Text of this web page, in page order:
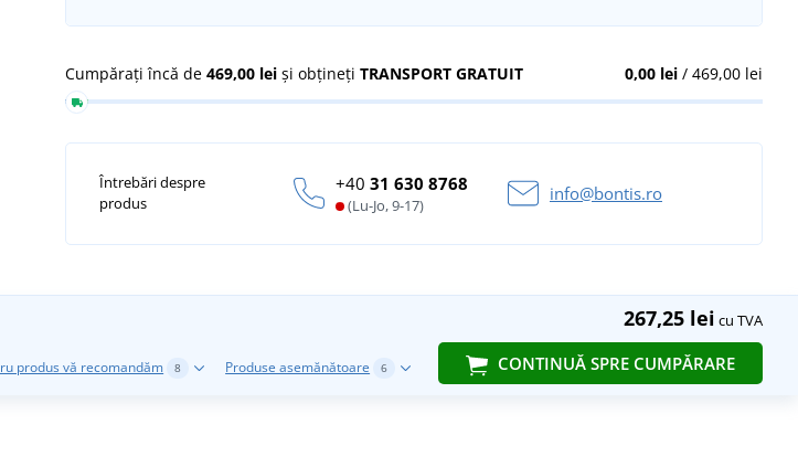
0,00 lei/ 469,00 lei
Cumpărați încă de 469,00 lei și obțineți TRANSPORT GRATUIT
Întrebări despre
produs
+40 31 630 8768
(Lu-Jo, 9-17)
info@bontis.ro
267,25 lei cu TVA
CONTINUĂ SPRE CUMPĂRARE
produs vă recomandăm 8 Produse asemănătoare 6